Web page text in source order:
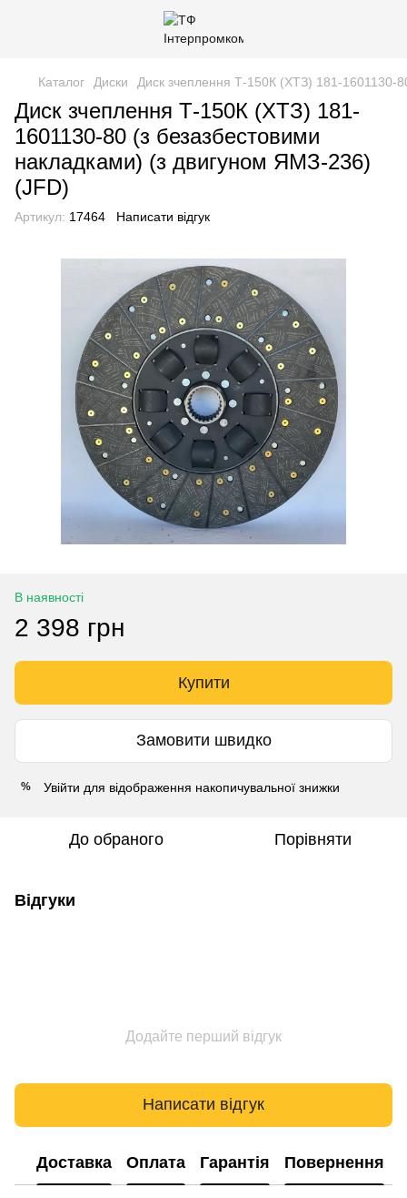
Каталог Диски Диск зчеплення Т-150К (ХТЗ) 181-1601130-
Диск зчеплення Т-150К (ХТЗ) 181-
1601130-80 (з безазбестовими
накладками) (з двигуном ЯМЗ-236)
(JFD)
Артикул: 17464 Написати відгук
В наявності
2 398 грн
Купити
Замовити швидко
% Увійти для відображення накопичувальної знижки
До обраного Порівняти
Відгуки
Додайте перший відгук
Написати відгук
Доставка Оплата Гарантія Повернення